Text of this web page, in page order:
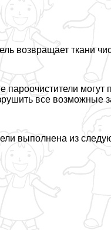
возвращает ткани
могут
все возможные
выполнена из